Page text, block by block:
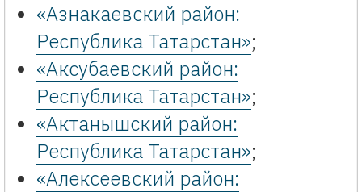
«Азнакаевский район:
Республика Татарстан»;
«Аксубаевский район:
Республика Татарстан»;
«Актанышский район:
Республика Татарстан»;
«Алексеевский район: